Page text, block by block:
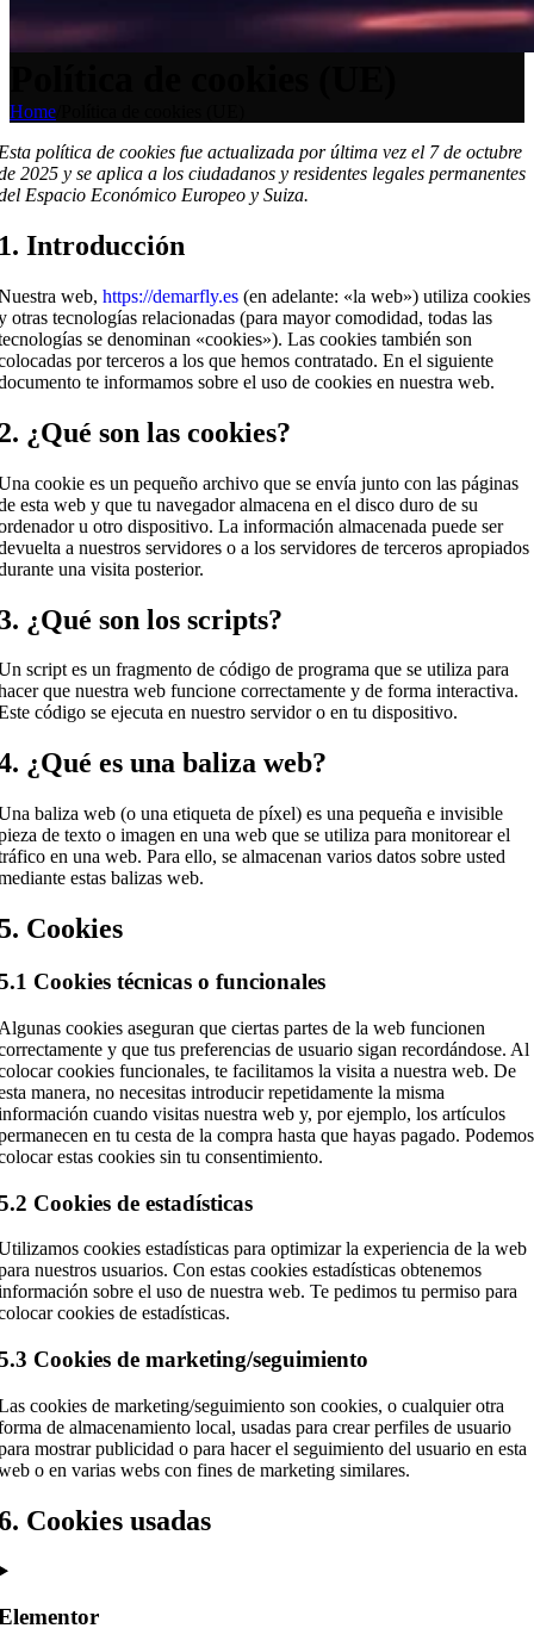
Home
política de cookies fue actualizada por última vez el 7 de octubre
2025 y se aplica a los ciudadanos y residentes legales permanentes
Espacio Económico Europeo y Suiza.
Introducción
web, https://demarfly.es (en adelante: «la web») utiliza cookies
otras tecnologías relacionadas (para mayor comodidad, todas las
se denominan «cookies»). Las cookies también son
por terceros a los que hemos contratado. En el siguiente
te informamos sobre el uso de cookies en nuestra web.
¿Qué son las cookies?
cookie es un pequeño archivo que se envía junto con las páginas
esta web y que tu navegador almacena en el disco duro de su
u otro dispositivo. La información almacenada puede ser
a nuestros servidores o a los servidores de terceros apropiados
una visita posterior.
¿Qué son los scripts?
script es un fragmento de código de programa que se utiliza para
que nuestra web funcione correctamente y de forma interactiva.
código se ejecuta en nuestro servidor o en tu dispositivo.
¿Qué es una baliza web?
baliza web (o una etiqueta de píxel) es una pequeña e invisible
de texto o imagen en una web que se utiliza para monitorear el
en una web. Para ello, se almacenan varios datos sobre usted
estas balizas web.
Cookies
Cookies técnicas o funcionales
cookies aseguran que ciertas partes de la web funcionen
y que tus preferencias de usuario sigan recordándose. Al
cookies funcionales, te facilitamos la visita a nuestra web. De
manera, no necesitas introducir repetidamente la misma
cuando visitas nuestra web y, por ejemplo, los artículos
en tu cesta de la compra hasta que hayas pagado. Podemos
estas cookies sin tu consentimiento.
Cookies de estadísticas
cookies estadísticas para optimizar la experiencia de la web
nuestros usuarios. Con estas cookies estadísticas obtenemos
sobre el uso de nuestra web. Te pedimos tu permiso para
cookies de estadísticas.
Cookies de marketing/seguimiento
cookies de marketing/seguimiento son cookies, o cualquier otra
de almacenamiento local, usadas para crear perfiles de usuario
mostrar publicidad o para hacer el seguimiento del usuario en esta
o en varias webs con fines de marketing similares.
Cookies usadas